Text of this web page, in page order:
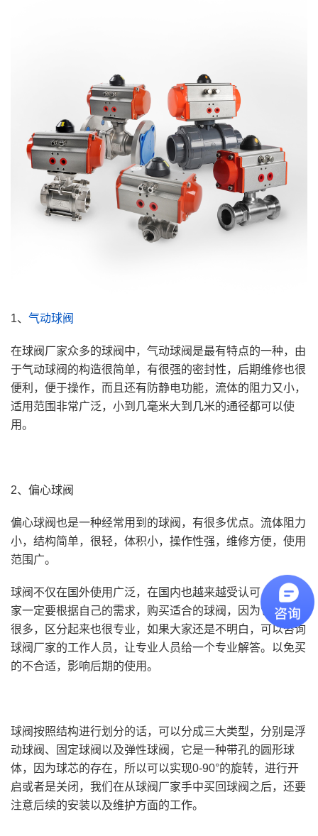
1、 气动球阀
在球阀厂家众多的球阀中，气动球阀是最有特点的一种，由
于气动球阀的构造很简单，有很强的密封性，后期维修也很
便利，便于操作，而且还有防静电功能，流体的阻力又小，
适用范围非常广泛，小到几毫米大到几米的通径都可以使
用。
2、偏心球阀
偏心球阀也是一种经常用到的球阀，有很多优点。流体阻力
小，结构简单，很轻，体积小，操作性强，维修方便，使用
范围广。
球阀不仅在国外使用广泛，在国内也越来越受认可，但是大
家一定要根据自己的需求，购买适合的球阀，因为它的种类
很多，区分起来也很专业，如果大家还是不明白，可以咨询
球阀厂家的工作人员，让专业人员给一个专业解答。以免买
的不合适，影响后期的使用。
球阀按照结构进行划分的话，可以分成三大类型，分别是浮
动球阀、固定球阀以及弹性球阀，它是一种带孔的圆形球
体，因为球芯的存在，所以可以实现0-90°的旋转，进行开
启或者是关闭，我们在从球阀厂家手中买回球阀之后，还要
注意后续的安装以及维护方面的工作。